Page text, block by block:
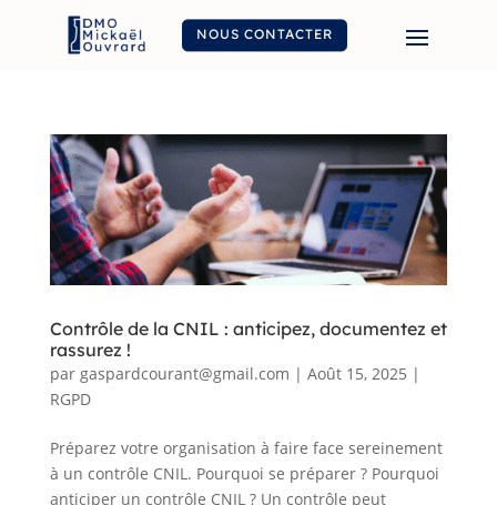
NOUS CONTACTER
Contrôle de la CNIL : anticipez, documentez et
rassurez !
par gaspardcourant@gmail.com | Août 15, 2025 |
RGPD
Préparez votre organisation à faire face sereinement
à un contrôle CNIL. Pourquoi se préparer ? Pourquoi
anticiper un contrôle CNIL ? Un contrôle peut